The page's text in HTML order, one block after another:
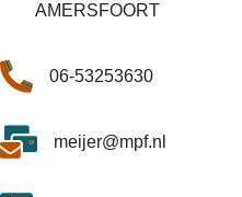
AMERSFOORT
06-53253630
meijer@mpf.nl